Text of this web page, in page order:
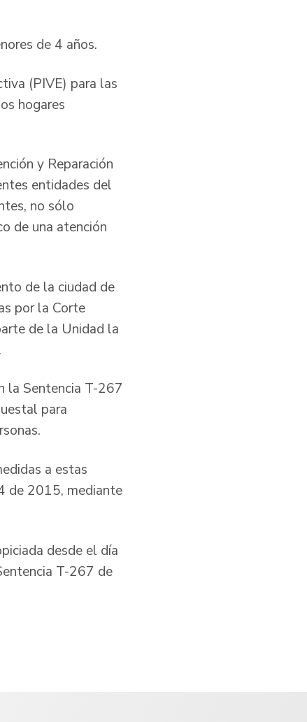
de 4 años.
(PIVE) para las
hogares
y Reparación
entidades del
no sólo
de una atención
de la ciudad de
por la Corte
de la Unidad la
la Sentencia T-267
para
a estas
de 2015, mediante
desde el día
T-267 de